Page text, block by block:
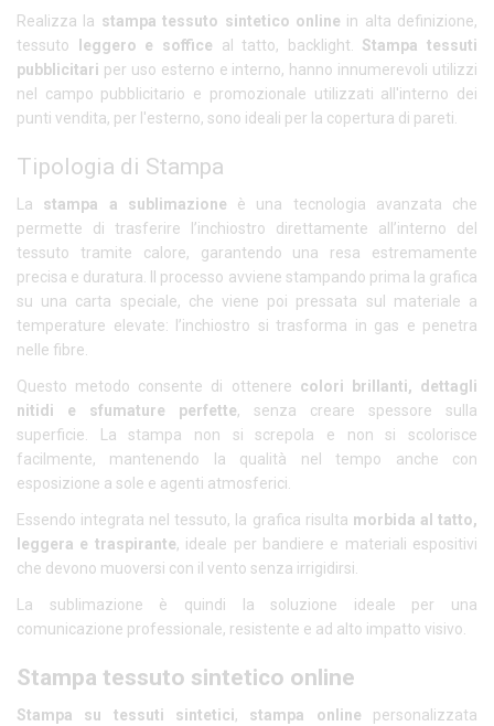
Realizza la stampa tessuto sintetico online in alta definizione,
tessuto
leggero e soffice al tatto, backlight. Stampa tessuti
pubblicitari per uso esterno e interno, hanno innumerevoli utilizzi
nel campo pubblicitario e promozionale utilizzati all'interno dei
punti vendita, per l'esterno, sono ideali per la copertura di pareti.
Tipologia di Stampa
La stampa a sublimazione è una tecnologia avanzata che
permette di trasferire l’inchiostro direttamente all’interno del
tessuto tramite calore, garantendo una resa estremamente
precisa e duratura. Il processo avviene stampando prima la grafica
su una carta speciale, che viene poi pressata sul materiale a
temperature elevate: l’inchiostro si trasforma in gas e penetra
nelle fibre.
Questo metodo consente di ottenere colori brillanti, dettagli
nitidi e sfumature perfette, senza creare spessore sulla
superficie. La stampa non si screpola e non si scolorisce
facilmente, mantenendo la qualità nel tempo anche con
esposizione a sole e agenti atmosferici.
Essendo integrata nel tessuto, la grafica risulta morbida al tatto,
leggera e traspirante, ideale per bandiere e materiali espositivi
che devono muoversi con il vento senza irrigidirsi.
La sublimazione è quindi la soluzione ideale per una
comunicazione professionale, resistente e ad alto impatto visivo.
Stampa tessuto sintetico online
Stampa su tessuti sintetici, stampa online personalizzata